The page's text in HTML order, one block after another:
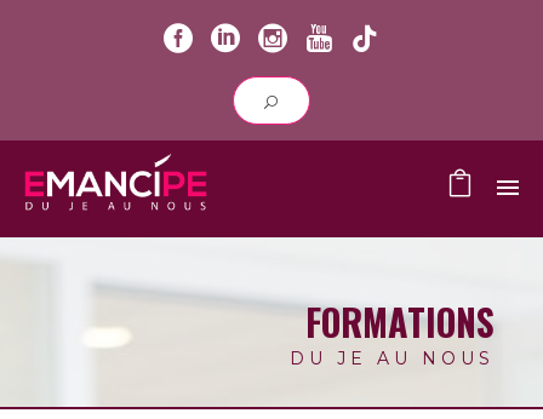
FORMATIONS
DU JE AU NOUS